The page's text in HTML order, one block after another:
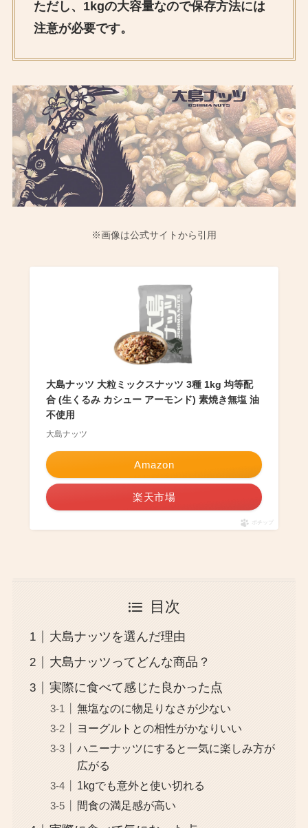
ただし、1kgの大容量なので保存方法には
注意が必要です。
※画像は公式サイトから引用
大島ナッツ 大粒ミックスナッツ 3種 1kg 均等配
合 (生くるみ カシュー アーモンド) 素焼き無塩 油
不使用
大島ナッツ
Amazon
楽天市場
ポチップ
目次
大島ナッツを選んだ理由
大島ナッツってどんな商品？
実際に食べて感じた良かった点
無塩なのに物足りなさが少ない
ヨーグルトとの相性がかなりいい
ハニーナッツにすると一気に楽しみ方が
広がる
1kgでも意外と使い切れる
間食の満足感が高い